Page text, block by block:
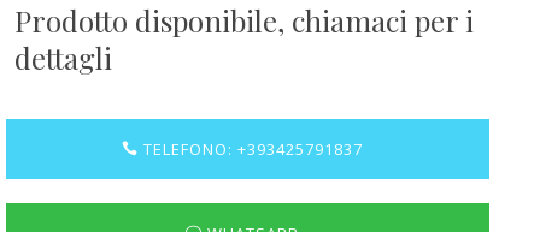
Prodotto disponibile, chiamaci per i
dettagli
TELEFONO: +393425791837